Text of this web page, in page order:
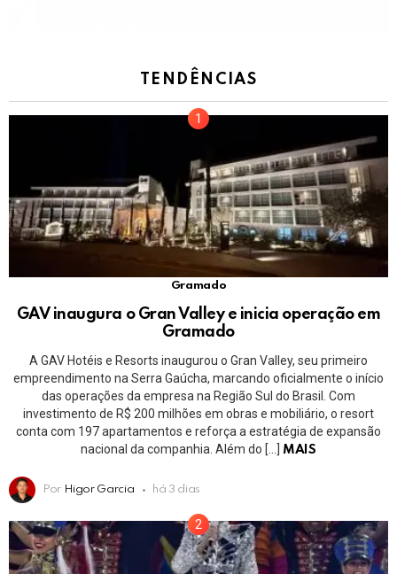
TENDÊNCIAS
Gramado
GAV inaugura o Gran Valley e inicia operação em
Gramado
A GAV Hotéis e Resorts inaugurou o Gran Valley, seu primeiro
empreendimento na Serra Gaúcha, marcando oficialmente o início
das operações da empresa na Região Sul do Brasil. Com
investimento de R$ 200 milhões em obras e mobiliário, o resort
conta com 197 apartamentos e reforça a estratégia de expansão
nacional da companhia. Além do […]
MAIS
Por Higor Garcia há 3 dias